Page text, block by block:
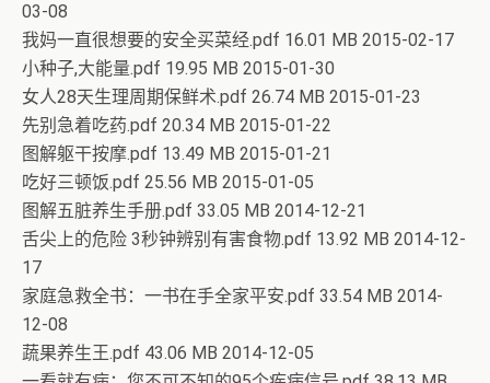
03-08
我妈一直很想要的安全买菜经.pdf 16.01 MB 2015-02-17
小种子,大能量.pdf 19.95 MB 2015-01-30
女人28天生理周期保鲜术.pdf 26.74 MB 2015-01-23
先别急着吃药.pdf 20.34 MB 2015-01-22
图解躯干按摩.pdf 13.49 MB 2015-01-21
吃好三顿饭.pdf 25.56 MB 2015-01-05
图解五脏养生手册.pdf 33.05 MB 2014-12-21
舌尖上的危险 3秒钟辨别有害食物.pdf 13.92 MB 2014-12-
17
家庭急救全书：一书在手全家平安.pdf 33.54 MB 2014-
12-08
蔬果养生王.pdf 43.06 MB 2014-12-05